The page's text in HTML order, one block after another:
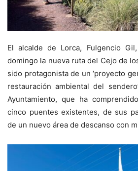
El alcalde de Lorca, Fulgencio
domingo la nueva ruta del Cejo de
sido protagonista de un ‘proyecto
restauración ambiental del
Ayuntamiento, que ha
cinco puentes existentes, de sus
de un nuevo área de descanso con